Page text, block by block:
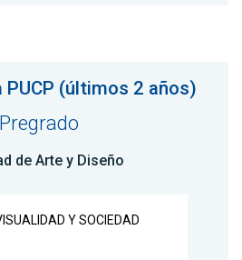
PUCP (últimos 2 años)
Pregrado
de Arte y Diseño
Y SOCIEDAD